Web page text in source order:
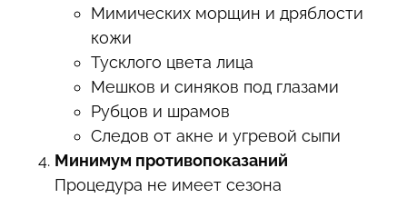
Мимических морщин и дряблости
кожи
Тусклого цвета лица
Мешков и синяков под глазами
Рубцов и шрамов
Следов от акне и угревой сыпи
Минимум противопоказаний
Процедура не имеет сезона